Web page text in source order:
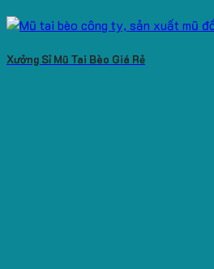
Xưởng Sỉ Mũ Tai Bèo Giá Rẻ